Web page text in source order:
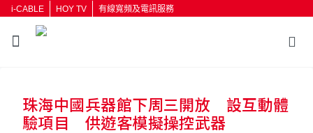
i-CABLE HOY TV 有線寬頻及電訊服務
按輸入鍵開始搜尋
珠海中國兵器館下周三開放 設互動體
驗項目 供遊客模擬操控武器